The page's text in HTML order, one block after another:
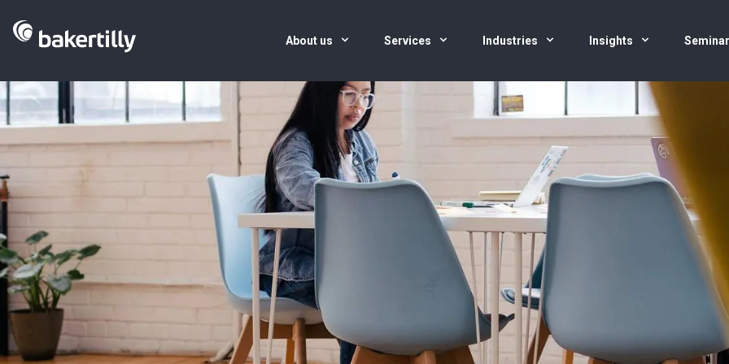
About us Services Industries Insights